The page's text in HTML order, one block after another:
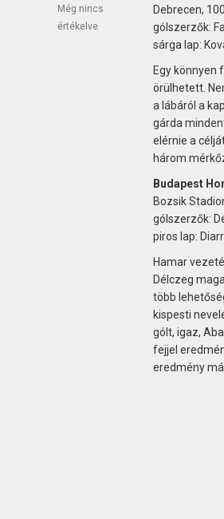
Még nincs
értékelve
Debrecen,
gólszerzők:
sárga lap:
Egy könnyen
örülhetett.
a lábáról a
gárda
elérnie a
három
Budapest
Bozsik
gólszerzők:
piros lap:
Hamar
Délczeg
több
kispesti
gólt, igaz,
fejjel
eredmény